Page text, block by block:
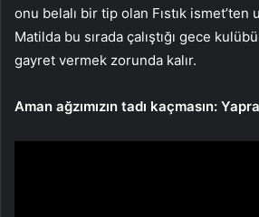
onu belalı bir tip olan Fıstık ismet’ten
Matilda bu sırada çalıştığı gece
gayret vermek zorunda kalır.
Aman ağzımızın tadı kaçmasın: